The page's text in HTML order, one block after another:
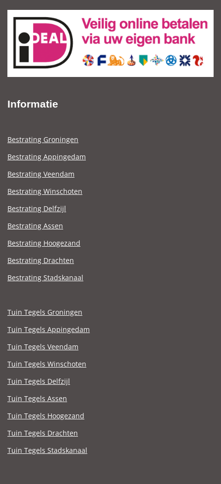
Informatie
Bestrating Groningen
Bestrating Appingedam
Bestrating Veendam
Bestrating Winschoten
Bestrating Delfzijl
Bestrating Assen
Bestrating Hoogezand
Bestrating Drachten
Bestrating Stadskanaal
Tuin Tegels Groningen
Tuin Tegels Appingedam
Tuin Tegels Veendam
Tuin Tegels Winschoten
Tuin Tegels Delfzijl
Tuin Tegels Assen
Tuin Tegels Hoogezand
Tuin Tegels Drachten
Tuin Tegels Stadskanaal